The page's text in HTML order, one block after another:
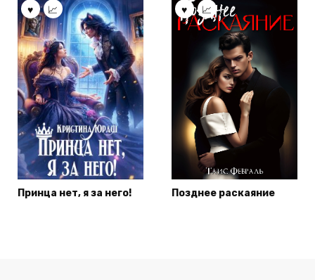
Принца нет, я за него! Позднее раскаяние